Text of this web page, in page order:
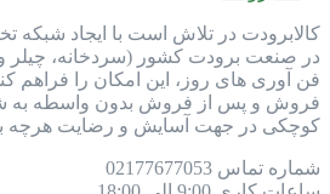
کالابرودت در تلاش است با ایجاد شبکه
در صنعت برودت کشور (سردخانه، چیلر و
فن آوری های روز، این امکان را فراهم
فروش و پس از فروش بدون واسطه به
کوچکی در جهت آسایش و رضایت هرچه
شماره تماس 021 77677053